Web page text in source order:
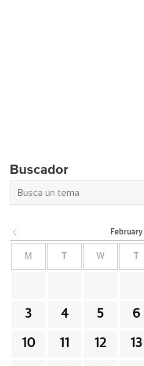
Buscador
February
M W
3 4 5 6
10 11 12 13